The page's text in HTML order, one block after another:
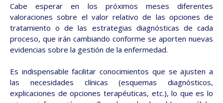
Cabe esperar en los próximos meses diferentes
valoraciones sobre el valor relativo de las opciones de
tratamiento o de las estrategias diagnósticas de cada
proceso, que irán cambiando conforme se aporten nuevas
evidencias sobre la gestión de la enfermedad.
Es indispensable facilitar conocimientos que se ajusten a
las necesidades clínicas (esquemas diagnósticos,
explicaciones de opciones terapéuticas, etc.), lo que es lo